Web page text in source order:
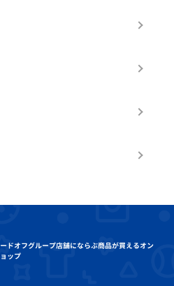
ドオフグループ店舗にならぶ商品が買えるオン
ップ